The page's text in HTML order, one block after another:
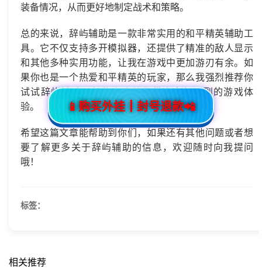
装备情况，从而更好地制定战术和策略。
总的来说，辞屿辅助是一款非常实用的和平精英辅助工
具。它不仅支持多开模拟器，还提供了精准的敌人显示
和其他多种实用功能，让我在游戏中更加游刃有余。如
果你也是一个热爱和平精英的玩家，那么我强烈推荐你
试试辞屿辅助，相信它会给你带来意想不到的游戏体
验。
希望这篇文章能帮助到你们，如果还有其他问题或者想
要了解更多关于辞屿辅助的信息，欢迎随时向我提问
哦！
标签：
相关推荐
📱购买外挂┃封号退款📲